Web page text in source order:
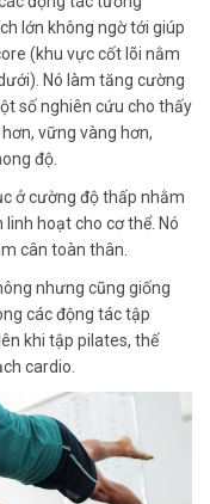
lớn không ngờ tới giúp
(khu vực cốt lõi nằm
Nó làm tăng cường
số nghiên cứu cho thấy
vững vàng hơn,
độ.
ở cường độ thấp nhằm
hoạt cho cơ thể. Nó
cân toàn thân.
nhưng cũng giống
các động tác tập
khi tập pilates, thế
cardio.